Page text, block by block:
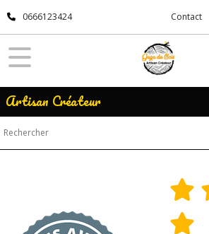
0666123424 Contact
Artisan Créateur